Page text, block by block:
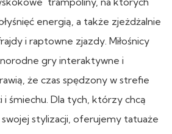
energią, a także zjeżdżalnie
i raptowne zjazdy. Miłośnicy
gry interaktywne i
że czas spędzony w strefie
i śmiechu. Dla tych, którzy chcą
stylizacji, oferujemy tatuaże